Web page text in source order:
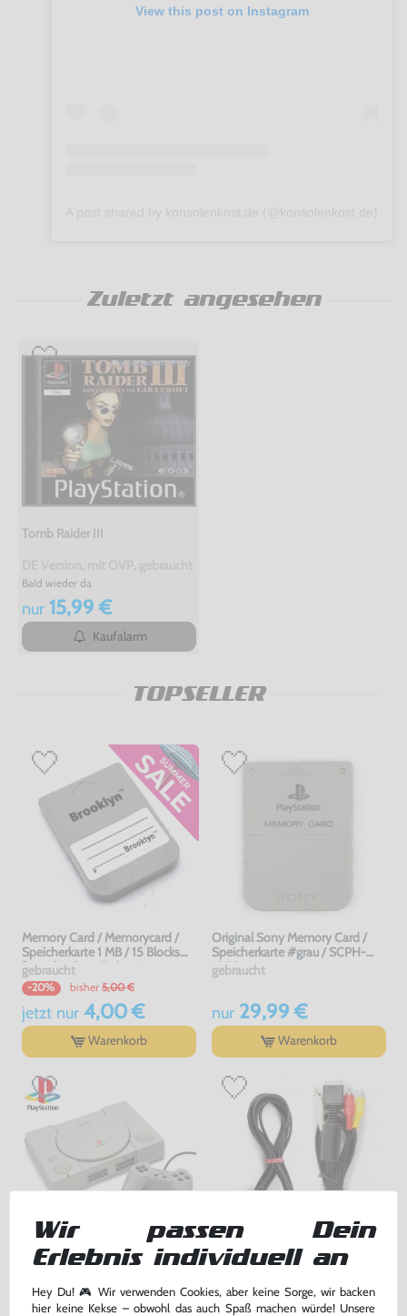
View this post on Instagram
Zuletzt angesehen
Tomb Raider III
Bald wieder da
nur15,99 €
Kaufalarm
TOPSELLER
Memory Card / Memorycard /
Speicherkarte 1 MB / 15 Blocks
[verschiedene Farben &
Hersteller]
gebraucht
-20% bisher 5,00 €
jetzt nur4,00 €
Warenkorb
Original Sony Memory Card /
Speicherkarte #grau / SCPH-
1020
gebraucht
nur29,99 €
Warenkorb
Konsole + Original Controller +
sehr guter Zustand, gebraucht
Zubehör Set: AV Cinchkabel &
gebraucht
Wir passen Dein
Erlebnis individuell an
Hey Du! 🎮 Wir verwenden Cookies, aber keine Sorge, wir backen
hier keine Kekse – obwohl das auch Spaß machen würde! Unsere